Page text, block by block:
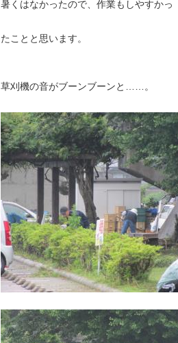
暑くはなかったので、作業もしやすかっ
たことと思います。
草刈機の音がブーンブーンと……。